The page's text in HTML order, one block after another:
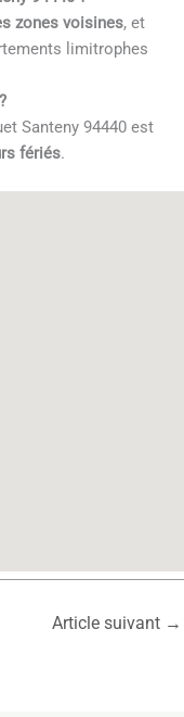
zones voisines, et
limitrophes
Santeny 94440 est
fériés.
Article suivant →